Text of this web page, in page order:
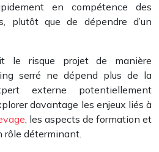
en compétence des
plutôt que de dépendre d’un
le risque projet de manière
serré ne dépend plus de la
externe potentiellement
davantage les enjeux liés à
, les aspects de formation et
rôle déterminant.